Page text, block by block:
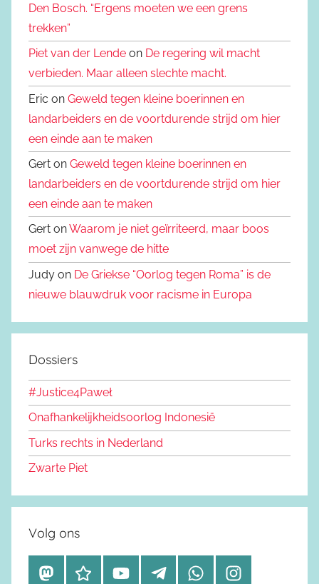
Den Bosch. “Ergens moeten we een grens
trekken”
Piet van der Lende on De regering wil macht
verbieden. Maar alleen slechte macht.
Eric on Geweld tegen kleine boerinnen en
landarbeiders en de voortdurende strijd om hier
een einde aan te maken
Gert on Geweld tegen kleine boerinnen en
landarbeiders en de voortdurende strijd om hier
een einde aan te maken
Gert onWaarom je niet geïrriteerd, maar boos
moet zijn vanwege de hitte
Judy on De Griekse “Oorlog tegen Roma” is de
nieuwe blauwdruk voor racisme in Europa
Dossiers
#Justice4Paweł
Onafhankelijkheidsoorlog Indonesië
Turks rechts in Nederland
Zwarte Piet
Volg ons
M
B
Y
T
W
I